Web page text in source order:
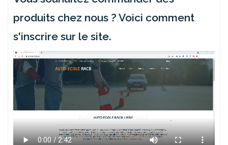
produits chez nous ? Voici comment
s'inscrire sur le site.